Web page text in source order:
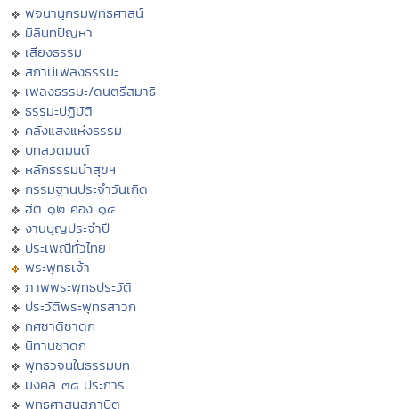
พจนานุกรมพุทธศาสน์
มิลินทปัญหา
เสียงธรรม
สถานีเพลงธรรมะ
เพลงธรรมะ/ดนตรีสมาธิ
ธรรมะปฏิบัติ
คลังแสงแห่งธรรม
บทสวดมนต์
หลักธรรมนำสุขฯ
กรรมฐานประจำวันเกิด
ฮีต ๑๒ คอง ๑๔
งานบุญประจำปี
ประเพณีทั่วไทย
พระพุทธเจ้า
ภาพพระพุทธประวัติ
ประวัติพระพุทธสาวก
ทศชาติชาดก
นิทานชาดก
พุทธวจนในธรรมบท
มงคล ๓๘ ประการ
พุทธศาสนสุภาษิต